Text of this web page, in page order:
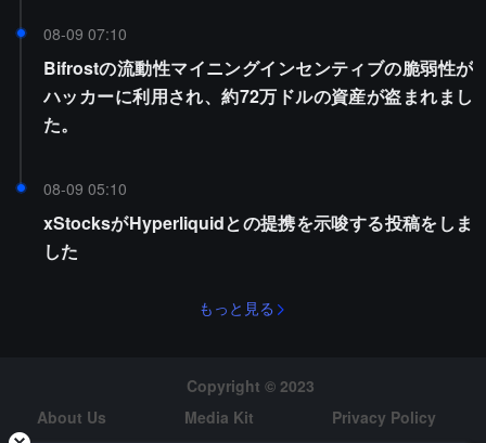
08-09 07:10
Bifrostの流動性マイニングインセンティブの脆弱性が
ハッカーに利用され、約72万ドルの資産が盗まれまし
た。
08-09 05:10
xStocksがHyperliquidとの提携を示唆する投稿をしま
した
もっと見る
Copyright © 2023
About Us
Media Kit
Privacy Policy